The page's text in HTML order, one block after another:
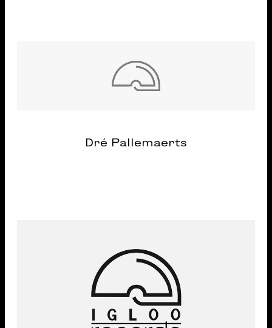
Dré Pallemaerts